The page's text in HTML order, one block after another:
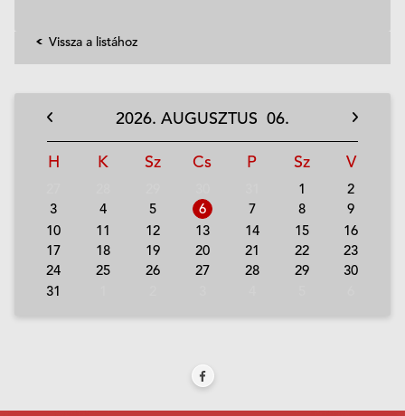
Vissza a listához
2026. AUGUSZTUS 06.
H K Sz Cs P Sz V
1
2
3
4 5 6 7 8
9
10
11 12 13 14 15
16
17
18 19 20 21 22
23
24
25 26 27 28 29
30
31